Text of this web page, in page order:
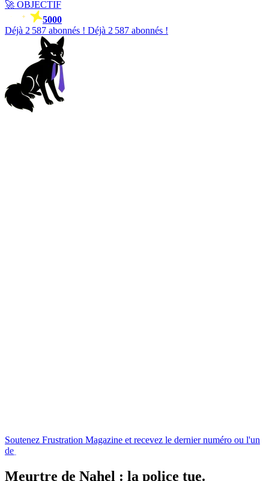
🚀 OBJECTIF
5000
Déjà 2 588 abonnés ! Déjà 2 588 abonnés !
Soutenez Frustration Magazine et recevez le dernier numéro ou l'un
de
Meurtre de Nahel : la police tue.